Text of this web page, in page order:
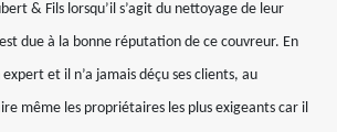
& Fils lorsqu’il s’agit du nettoyage de leur
due à la bonne réputation de ce couvreur. En
et il n’a jamais déçu ses clients, au
même les propriétaires les plus exigeants car il